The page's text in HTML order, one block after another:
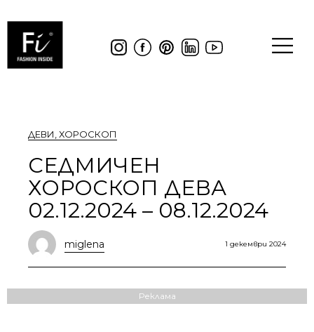
ДЕВИ ХОРОСКОП
СЕДМИЧЕН
ХОРОСКОП ДЕВА
02.12.2024 – 08.12.2024
miglena 1 декември 2024
Реклама